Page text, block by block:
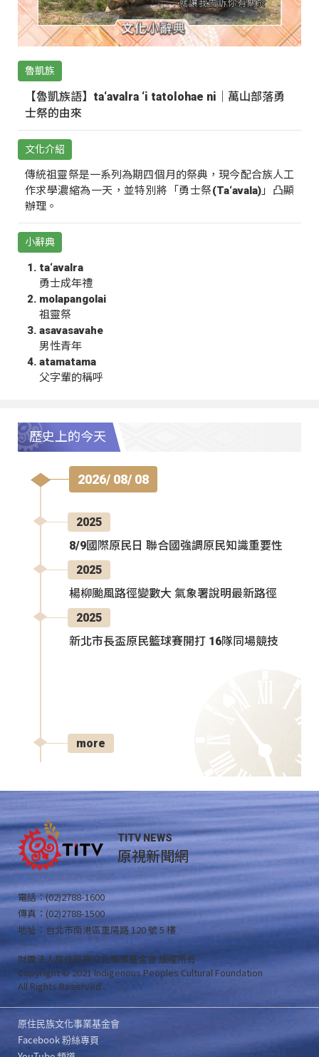
魯凱族
【魯凱族語】ta‘avalra ‘i tatolohae ni｜萬山部落勇
士祭的由來
文化介紹
傳統祖靈祭是一系列為期四個月的祭典，現今配合族人工
作求學濃縮為一天，並特別將「勇士祭(Ta‘avala)」凸顯
辦理。
小辭典
ta‘avalra
勇士成年禮
molapangolai
祖靈祭
asavasavahe
男性青年
atamatama
父字輩的稱呼
歷史上的今天
2026/ 08/ 08
2025
8/9國際原民日 聯合國強調原民知識重要性
2025
楊柳颱風路徑變數大 氣象署說明最新路徑
2025
新北市長盃原民籃球賽開打 16隊同場競技
more
TITV NEWS
原視新聞網
電話：(02)2788-1600
傳真：(02)2788-1500
地址：台北市南港區重陽路 120 號 5 樓
財團法人原住民族文化事業基金會 版權所有
Copyright © 2021 Indigenous Peoples Cultural Foundation
All Rights Reserved .
原住民族文化事業基金會
Facebook 粉絲專頁